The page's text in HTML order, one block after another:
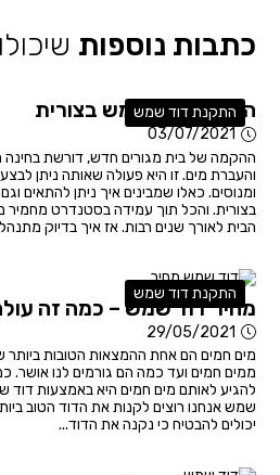
כתבות נוספות
התקנת דוד שמש
התקנת דוד שמש בצורית
03/07/2021
ההקמה של בית מגורים חדש, דורשת
והעברת מים. זו היא פעולה שאותה ניתן לבצע
ומנוסים. כאלו שמבינים איך ניתן להתאים
בצורית. והכל תוך עמידה בסטנדרט מחמיר
הבית לאורך שנים רבות. אז איך בדיוק
התקנת דוד שמש
מחיר דוד שמש – כמה זה
29/05/2021
ממים חמים ועד כמה הם גורמים לנו אושר.
להגיע לאותם מים חמים היא באמצעות דוד
שמש אנחנו רוצים לקנות את הדוד הטוב
יכולים להבטיח כי נקנה את הדוד...